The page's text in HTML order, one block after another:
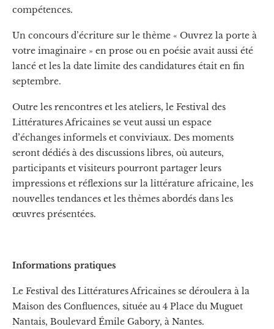
compétences.
Un concours d’écriture sur le thème « Ouvrez la porte à
votre imaginaire » en prose ou en poésie avait aussi été
lancé et les la date limite des candidatures était en fin
septembre.
Outre les rencontres et les ateliers, le Festival des
Littératures Africaines se veut aussi un espace
d’échanges informels et conviviaux. Des moments
seront dédiés à des discussions libres, où auteurs,
participants et visiteurs pourront partager leurs
impressions et réflexions sur la littérature africaine, les
nouvelles tendances et les thèmes abordés dans les
œuvres présentées.
Informations pratiques
Le Festival des Littératures Africaines se déroulera à la
Maison des Confluences, située au 4 Place du Muguet
Nantais, Boulevard Émile Gabory, à Nantes.